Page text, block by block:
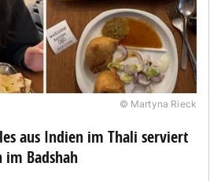
© Martyna Rieck
aus Indien im Thali serviert
Badshah